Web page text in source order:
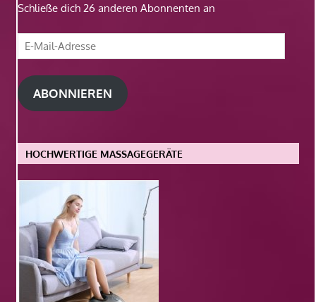
Schließe dich 26 anderen Abonnenten an
E-
Mail-
Adresse
ABONNIEREN
HOCHWERTIGE MASSAGEGERÄTE